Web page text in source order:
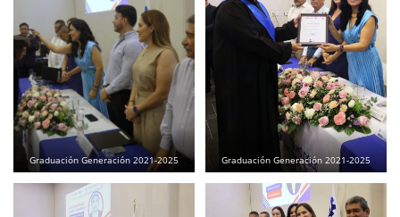
Graduación Generación 2021-2025 Graduación Generación 2021-2025